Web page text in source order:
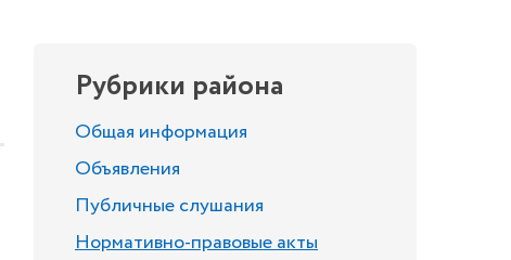
Рубрики района
Общая информация
Объявления
Публичные слушания
Нормативно-правовые акты